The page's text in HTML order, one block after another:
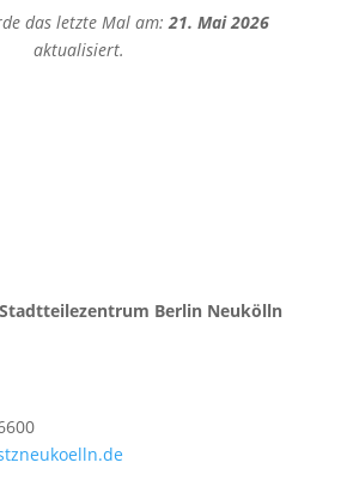
das letzte Mal am:21. Mai 2026
aktualisiert.
Berlin Neukölln